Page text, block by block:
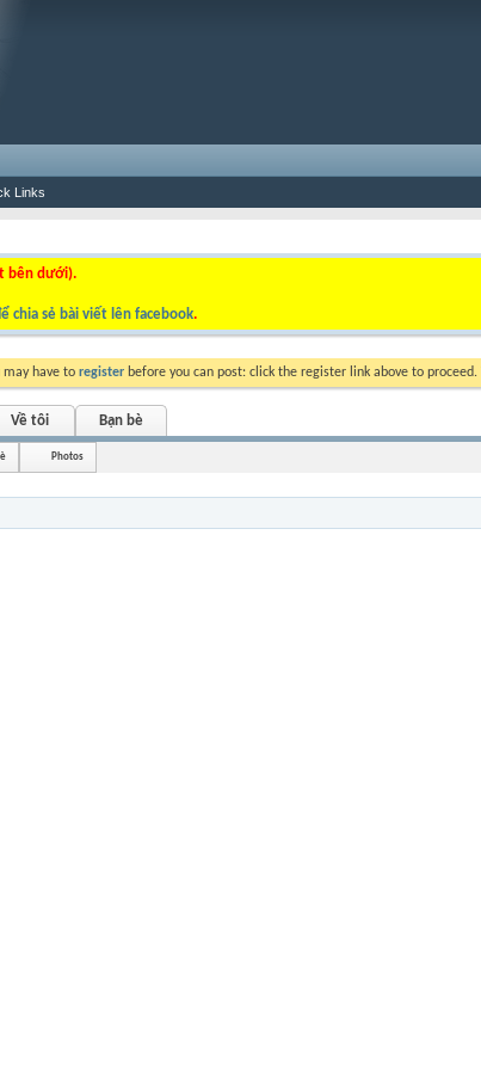
Links
bên dưới).
chia sẻ bài viết lên facebook.
may have to register before you can post: click the register link above to
Về tôi Bạn bè
Photos